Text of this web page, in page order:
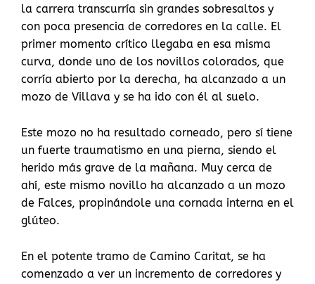
la carrera transcurría sin grandes sobresaltos y
con poca presencia de corredores en la calle. El
primer momento crítico llegaba en esa misma
curva, donde uno de los novillos colorados, que
corría abierto por la derecha, ha alcanzado a un
mozo de Villava y se ha ido con él al suelo.
Este mozo no ha resultado corneado, pero sí tiene
un fuerte traumatismo en una pierna, siendo el
herido más grave de la mañana. Muy cerca de
ahí, este mismo novillo ha alcanzado a un mozo
de Falces, propinándole una cornada interna en el
glúteo.
En el potente tramo de Camino Caritat, se ha
comenzado a ver un incremento de corredores y